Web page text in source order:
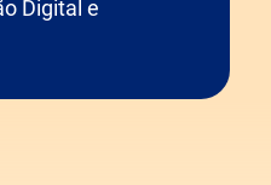
Digital e